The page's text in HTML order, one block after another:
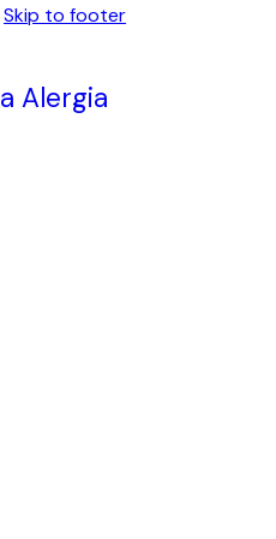
Skip to footer